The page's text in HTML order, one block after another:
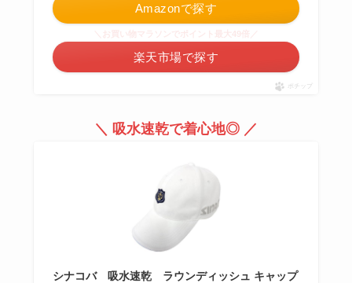
Amazonで探す
楽天市場で探す
ポチップ
＼ 吸水速乾で着心地◎ ／
シナコバ 吸水速乾 ラウンディッシュ キャップ